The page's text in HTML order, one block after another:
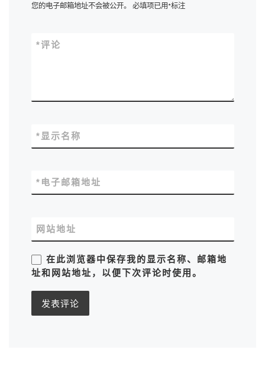
您的电子邮箱地址不会被公开。 必填项已用*标注
评论
*
显示名称
*
电子邮箱地址
*
网站地址
在此浏览器中保存我的显示名称、邮箱地
址和网站地址，以便下次评论时使用。